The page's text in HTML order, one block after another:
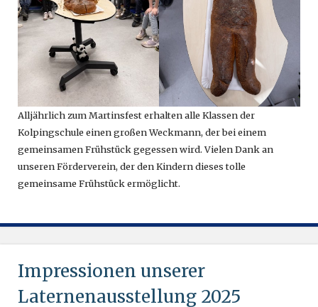
Alljährlich zum Martinsfest erhalten alle Klassen der
Kolpingschule einen großen Weckmann, der bei einem
gemeinsamen Frühstück gegessen wird. Vielen Dank an
unseren Förderverein, der den Kindern dieses tolle
gemeinsame Frühstück ermöglicht.
Impressionen unserer
Laternenausstellung 2025